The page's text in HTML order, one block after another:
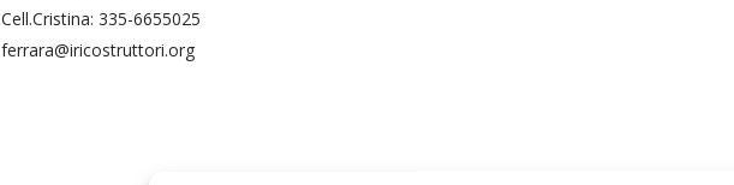
Cell.Cristina: 335-6655025
ferrara@iricostruttori.org